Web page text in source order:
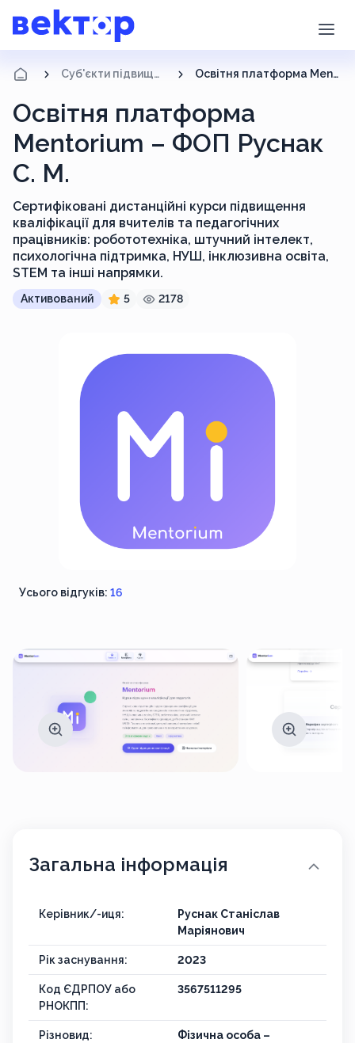
Суб'єкти підвищення кваліфікації Освітня платформа Mentorium – ФОП Руснак С. М.
Освітня платформа
Mentorium – ФОП Руснак
С. М.
Сертифіковані дистанційні курси підвищення
кваліфікації для вчителів та педагогічних
працівників: робототехніка, штучний інтелект,
психологічна підтримка, НУШ, інклюзивна освіта,
STEM та інші напрямки.
Активований 5 2178
Усього відгуків: 16
Загальна інформація
Керівник/-иця:
Руснак Станіслав
Маріянович
Рік заснування: 2023
Код ЄДРПОУ або
РНОКПП:
3567511295
Різновид:
Фізична особа –